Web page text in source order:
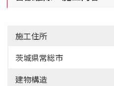
施工住所
茨城県常総市
建物構造